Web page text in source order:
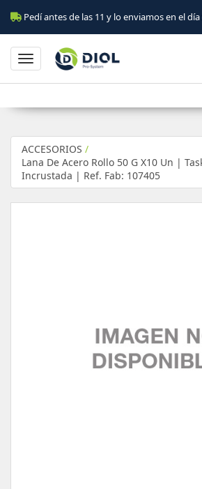
Pedí antes de las 11 y lo enviamos en el día
Toggle navigation
ACCESORIOS /
Lana De Acero Rollo 50 G X10 Un |
Incrustada | Ref. Fab: 107405